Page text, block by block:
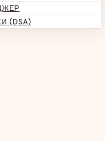
(DSA)